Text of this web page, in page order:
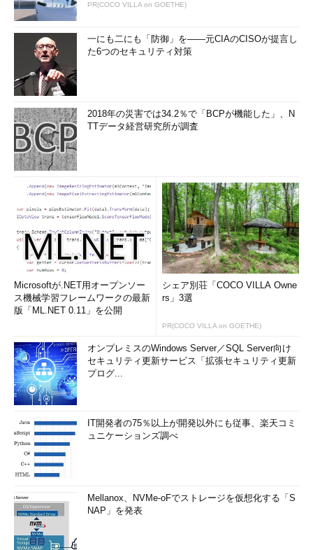
コピーするデータ長を明示してバッファオーバーフローを防
ぐ、という方法は標準ライブラリ関数ではfgets()関数の他にも
strncpy()、strncat()、snprintf()、memcpy()など
います。このやり方がgets()のように無制限にデータを読み込む
よりも安全なのは確かですが、今度は正しいデータ長を指定する
ことが重要になってくることに注意しましょう。
次回は、バッファオーバーフローの問題があるソフトウェアの
例をいくつか見てみたいと思います。
5分で絶対に分かるバッファオーバーフロー
http://www.atmarkit.co.jp/fsecurity/special/110buffer/buffer0
0.html
Wikipedia (日本語版) バッファオーバーラン
http://ja.wikipedia.org/wiki/バッファオーバーラン
Different ways of looking at security bugs
http://software-security.sans.org/blog/2012/06/26/different-
ways-of-looking-at-security-bugs
CWE/SANS Top 25 Most Dangerous Software Errors
http://cwe.mitre.org/top25/
Rationale for C99, Revision 5.10, April 2003
http://www.open-
PR(COCO VILLA on GOETHE)
一にも二にも「防御」を――元CIAのCISOが提言し
た6つのセキュリティ対策
2018年の災害では34.2％で「BCPが機能した」、N
TTデータ経営研究所が調査
Microsoftが.NET用オープンソー
ス機械学習フレームワークの最新
版「ML.NET 0.11」を公開
シェア別荘「COCO VILLA Owne
rs」3選
PR(COCO VILLA on GOETHE)
オンプレミスのWindows Server／SQL Server向け
セキュリティ更新サービス「拡張セキュリティ更新
プログ...
IT開発者の75％以上が開発以外にも従事、楽天コミ
ュニケーションズ調べ
Mellanox、NVMe-oFでストレージを仮想化する「S
NAP」を発表